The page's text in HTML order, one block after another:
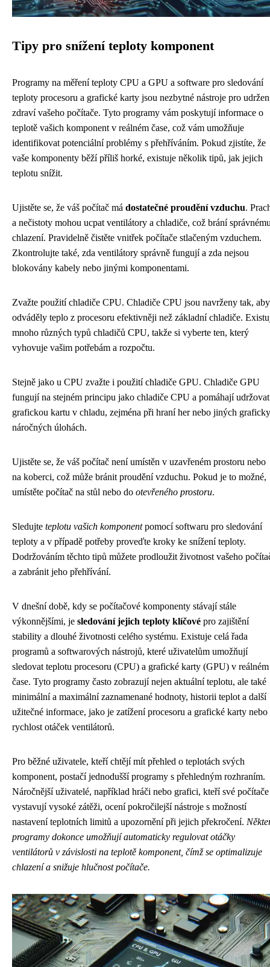
Tipy pro snížení teploty komponent
Programy na měření teploty CPU a GPU a software pro sledování
teploty procesoru a grafické karty jsou nezbytné nástroje pro
zdraví vašeho počítače. Tyto programy vám poskytují informace o
teplotě vašich komponent v reálném čase, což vám umožňuje
identifikovat potenciální problémy s přehříváním. Pokud zjistíte, že
vaše komponenty běží příliš horké, existuje několik tipů, jak jejich
teplotu snížit.
Ujistěte se, že váš počítač má dostatečné proudění vzduchu.
a nečistoty mohou ucpat ventilátory a chladiče, což brání
chlazení. Pravidelně čistěte vnitřek počítače stlačeným vzduchem.
Zkontrolujte také, zda ventilátory správně fungují a zda nejsou
blokovány kabely nebo jinými komponentami.
Zvažte použití chladiče CPU. Chladiče CPU jsou navrženy tak, aby
odváděly teplo z procesoru efektivněji než základní chladiče.
mnoho různých typů chladičů CPU, takže si vyberte ten, který
vyhovuje vašim potřebám a rozpočtu.
Stejně jako u CPU zvažte i použití chladiče GPU. Chladiče GPU
fungují na stejném principu jako chladiče CPU a pomáhají udržovat
grafickou kartu v chladu, zejména při hraní her nebo jiných graficky
náročných úlohách.
Ujistěte se, že váš počítač není umístěn v uzavřeném prostoru nebo
na koberci, což může bránit proudění vzduchu. Pokud je to možné,
umístěte počítač na stůl nebo do otevřeného prostoru.
Sledujte teplotu vašich komponentpomocí softwaru pro sledování
teploty a v případě potřeby proveďte kroky ke snížení teploty.
Dodržováním těchto tipů můžete prodloužit životnost vašeho
a zabránit jeho přehřívání.
V dnešní době, kdy se počítačové komponenty stávají stále
výkonnějšími, je sledování jejich teploty klíčové pro zajištění
stability a dlouhé životnosti celého systému. Existuje celá řada
programů a softwarových nástrojů, které uživatelům umožňují
sledovat teplotu procesoru (CPU) a grafické karty (GPU) v reálném
čase. Tyto programy často zobrazují nejen aktuální teplotu, ale také
minimální a maximální zaznamenané hodnoty, historii teplot a další
užitečné informace, jako je zatížení procesoru a grafické karty nebo
rychlost otáček ventilátorů.
Pro běžné uživatele, kteří chtějí mít přehled o teplotách svých
komponent, postačí jednodušší programy s přehledným rozhraním.
Náročnější uživatelé, například hráči nebo grafici, kteří své počítače
vystavují vysoké zátěži, ocení pokročilejší nástroje s možností
nastavení teplotních limitů a upozornění při jejich překročení.
programy dokonce umožňují automaticky regulovat otáčky
ventilátorů v závislosti na teplotě komponent, čímž se optimalizuje
chlazení a snižuje hlučnost počítače.